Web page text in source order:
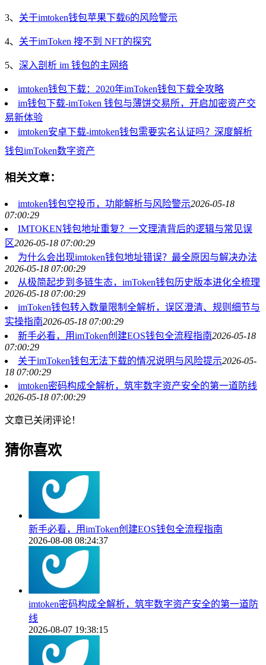
3、 关于imtoken钱包苹果下载6的风险警示
4、 关于imToken 搜不到 NFT的探究
5、 深入剖析 im 钱包的主网络
imtoken钱包下载：2020年imToken钱包下载全攻略
im钱包下载-imToken 钱包与薄饼交易所，开启加密资产交
易新体验
imtoken安卓下载-imtoken钱包需要实名认证吗？深度解析
钱包imToken数字资产
相关文章：
imtoken钱包空投币，功能解析与风险警示2026-05-18
07:00:29
IMTOKEN钱包地址重复？一文理清背后的逻辑与常见误
区2026-05-18 07:00:29
为什么会出现imtoken钱包地址错误？最全原因与解决办法
2026-05-18 07:00:29
从极简起步到多链生态，imToken钱包历史版本进化全梳理
2026-05-18 07:00:29
imToken钱包转入数量限制全解析，误区澄清、规则细节与
实操指南2026-05-18 07:00:29
新手必看，用imToken创建EOS钱包全流程指南2026-05-18
07:00:29
关于imToken钱包无法下载的情况说明与风险提示2026-05-
18 07:00:29
imtoken密码构成全解析，筑牢数字资产安全的第一道防线
2026-05-18 07:00:29
文章已关闭评论！
猜你喜欢
新手必看，用imToken创建EOS钱包全流程指南
2026-08-08 08:24:37
imtoken密码构成全解析，筑牢数字资产安全的第一道防
线
2026-08-07 19:38:15